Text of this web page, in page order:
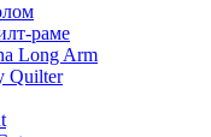
раме
Long Arm
Quilter